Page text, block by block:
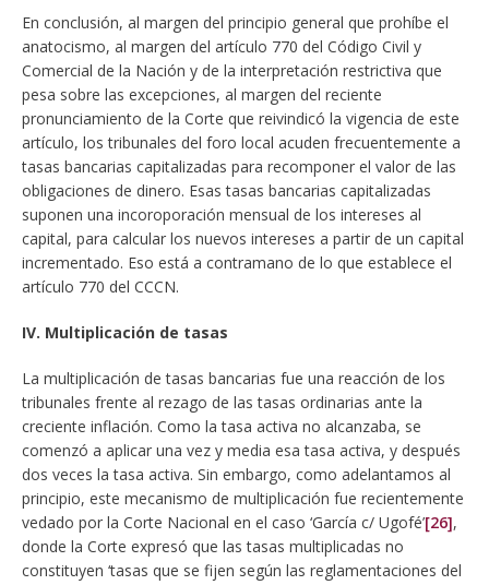
En conclusión, al margen del principio general que prohíbe el
anatocismo, al margen del artículo 770 del Código Civil y
Comercial de la Nación y de la interpretación restrictiva que
pesa sobre las excepciones, al margen del reciente
pronunciamiento de la Corte que reivindicó la vigencia de este
artículo, los tribunales del foro local acuden frecuentemente a
tasas bancarias capitalizadas para recomponer el valor de las
obligaciones de dinero. Esas tasas bancarias capitalizadas
suponen una incoroporación mensual de los intereses al
capital, para calcular los nuevos intereses a partir de un capital
incrementado. Eso está a contramano de lo que establece el
artículo 770 del CCCN.
IV. Multiplicación de tasas
La multiplicación de tasas bancarias fue una reacción de los
tribunales frente al rezago de las tasas ordinarias ante la
creciente inflación. Como la tasa activa no alcanzaba, se
comenzó a aplicar una vez y media esa tasa activa, y después
dos veces la tasa activa. Sin embargo, como adelantamos al
principio, este mecanismo de multiplicación fue recientemente
vedado por la Corte Nacional en el caso ‘García c/ Ugofé’[26],
donde la Corte expresó que las tasas multiplicadas no
constituyen ‘tasas que se fijen según las reglamentaciones del